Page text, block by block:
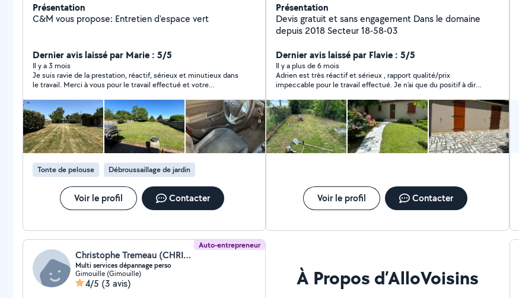
Présentation
C&M vous propose: Entretien d'espace vert
Dernier avis laissé par Marie : 5/5
Il y a 3 mois
Je suis ravie de la prestation, réactif, sérieux et minutieux dans
le travail. Merci à vous pour le travail effectué et votre
Tonte de pelouse Débroussaillage de jardin
Voir le profil Contacter
Présentation
Devis gratuit et sans engagement Dans le domaine
depuis 2018 Secteur 18-58-03
Dernier avis laissé par Flavie : 5/5
Il y a plus de 6 mois
Adrien est très réactif et sérieux , rapport qualité/prix
impeccable pour le travail effectué. Je n’ai que du positif à dire .
Voir le profil Contacter
Auto-entrepreneur
Christophe Tremeau (CHRIS MULTI-SERVICES DEPANNAGES)
Multi services dépannage perso
Gimouille (Gimouille)
4/5 (3 avis) À Propos d’AlloVoisins